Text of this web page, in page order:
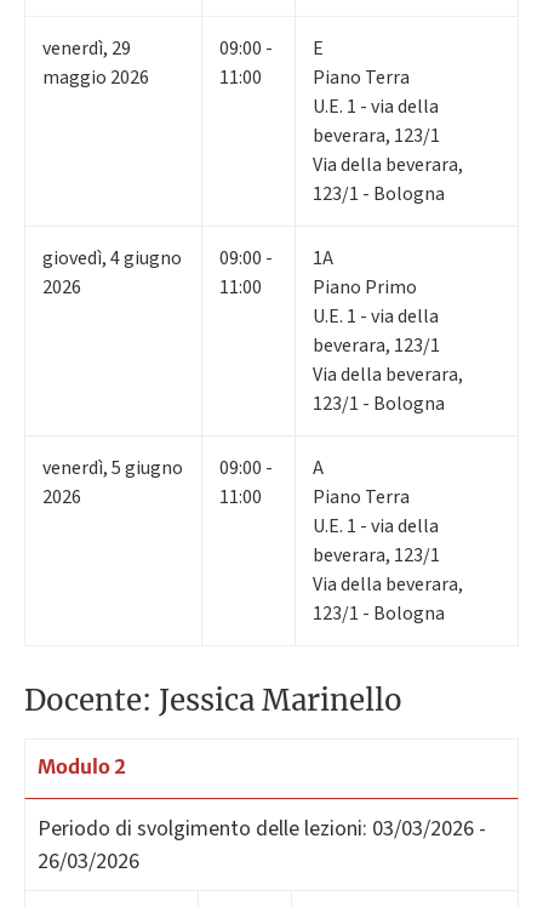
venerdì, 29
maggio 2026
09:00 -
11:00
E
Piano Terra
U.E. 1 - via della
beverara, 123/1
Via della beverara,
123/1 - Bologna
giovedì,4giugno
2026
09:00 -
11:00
1A
Piano Primo
U.E. 1 - via della
beverara, 123/1
Via della beverara,
123/1 - Bologna
venerdì,5giugno
2026
09:00 -
11:00
A
Piano Terra
U.E. 1 - via della
beverara, 123/1
Via della beverara,
123/1 - Bologna
Docente: Jessica Marinello
Modulo 2
Periodo di svolgimento delle lezioni: 03/03/2026 -
26/03/2026